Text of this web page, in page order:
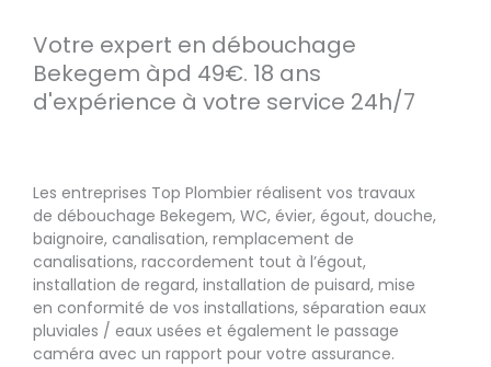
Votre expert en débouchage
Bekegem àpd 49€. 18 ans
d'expérience à votre service 24h/7
Les entreprises Top Plombier réalisent vos travaux
de débouchage Bekegem, WC, évier, égout, douche,
baignoire, canalisation, remplacement de
canalisations, raccordement tout à l’égout,
installation de regard, installation de puisard, mise
en conformité de vos installations, séparation eaux
pluviales / eaux usées et également le passage
caméra avec un rapport pour votre assurance.